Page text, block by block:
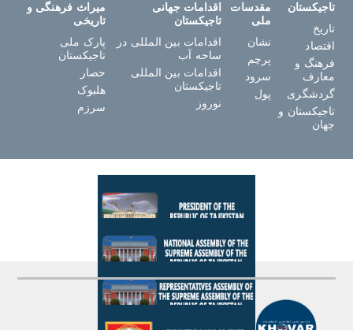
تاجیکستان
تاریخ
اقتصاد
فرهنگ و
معارف
گردشگری
تاجیکستان و
جهان
مقدسات
ملی
نشان
پرچم
سرود
پول
اقدامات جهانی
تاجیکستان
اقدامات بین المللی در
ساحه آب
اقدامات بین المللی
تاجیکستان
نوروز
میراث فرهنگی و
تاریخی
پارک ملی
تاجیکستان
حصار
هلبوک
سرزم